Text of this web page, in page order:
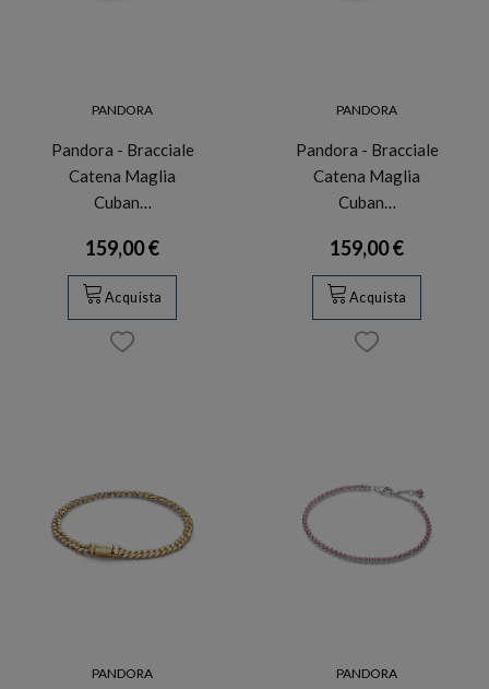
PANDORA
Pandora - Bracciale
Catena Maglia
Cuban…
159,00 €
Acquista
PANDORA
Pandora - Bracciale
Catena Maglia
Cuban…
159,00 €
Acquista
PANDORA PANDORA